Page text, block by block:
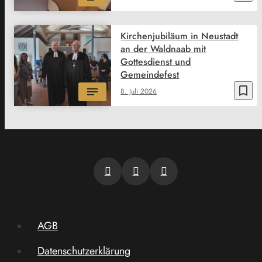
bookmark_border
8. Juli 2026
Kirchenjubiläum in Neustadt
an der Waldnaab mit
Gottesdienst und
Gemeindefest
AGB
Datenschutzerklärung